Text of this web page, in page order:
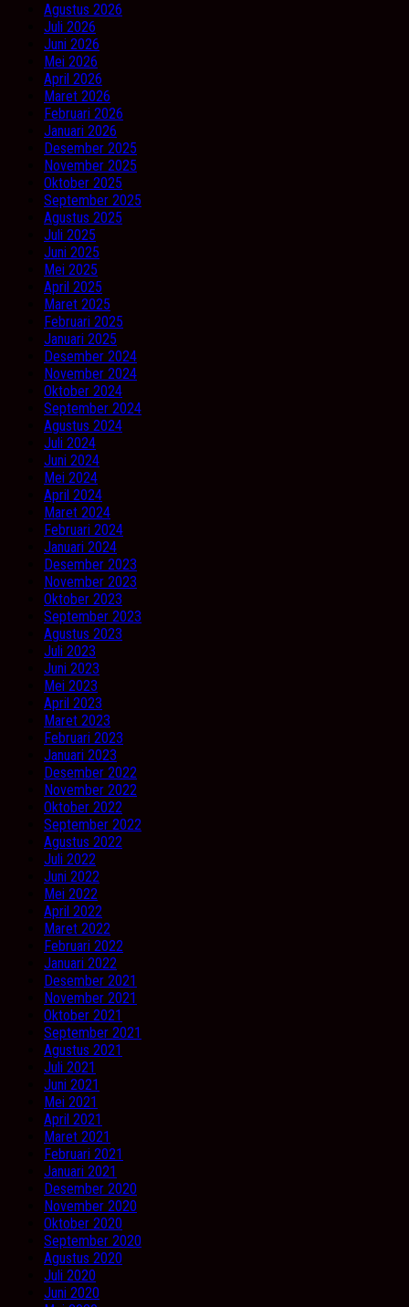
Agustus 2026
Juli 2026
Juni 2026
Mei 2026
April 2026
Maret 2026
Februari 2026
Januari 2026
Desember 2025
November 2025
Oktober 2025
September 2025
Agustus 2025
Juli 2025
Juni 2025
Mei 2025
April 2025
Maret 2025
Februari 2025
Januari 2025
Desember 2024
November 2024
Oktober 2024
September 2024
Agustus 2024
Juli 2024
Juni 2024
Mei 2024
April 2024
Maret 2024
Februari 2024
Januari 2024
Desember 2023
November 2023
Oktober 2023
September 2023
Agustus 2023
Juli 2023
Juni 2023
Mei 2023
April 2023
Maret 2023
Februari 2023
Januari 2023
Desember 2022
November 2022
Oktober 2022
September 2022
Agustus 2022
Juli 2022
Juni 2022
Mei 2022
April 2022
Maret 2022
Februari 2022
Januari 2022
Desember 2021
November 2021
Oktober 2021
September 2021
Agustus 2021
Juli 2021
Juni 2021
Mei 2021
April 2021
Maret 2021
Februari 2021
Januari 2021
Desember 2020
November 2020
Oktober 2020
September 2020
Agustus 2020
Juli 2020
Juni 2020